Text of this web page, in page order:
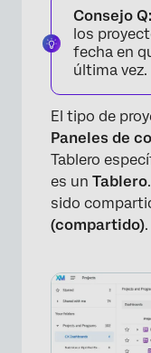
Consejo Q:
los
fecha en
última vez.
El tipo de
Paneles de
Tablero
es un Tablero
sido
(compartido).